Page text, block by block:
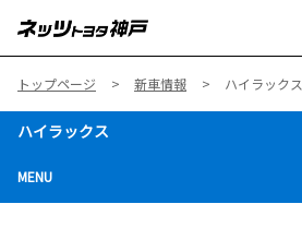
トップページ 新車情報 ハイラックス
ハイラックス
MENU